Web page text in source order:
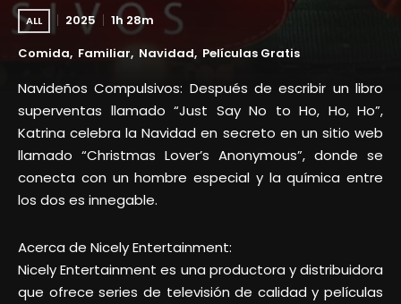
ALL 2025
1h 28m
Comida Familiar Navidad Películas Gratis
Navideños Compulsivos: Después de escribir un libro
superventas llamado “Just Say No to Ho, Ho, Ho”,
Katrina celebra la Navidad en secreto en un sitio web
llamado “Christmas Lover’s Anonymous”, donde se
conecta con un hombre especial y la química entre
los dos es innegable.
Acerca de Nicely Entertainment:
Nicely Entertainment es una productora y distribuidora
que ofrece series de televisión de calidad y películas